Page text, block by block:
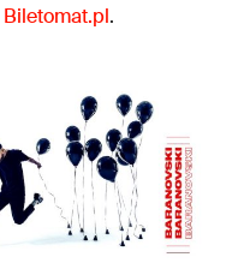
Biletomat.pl.